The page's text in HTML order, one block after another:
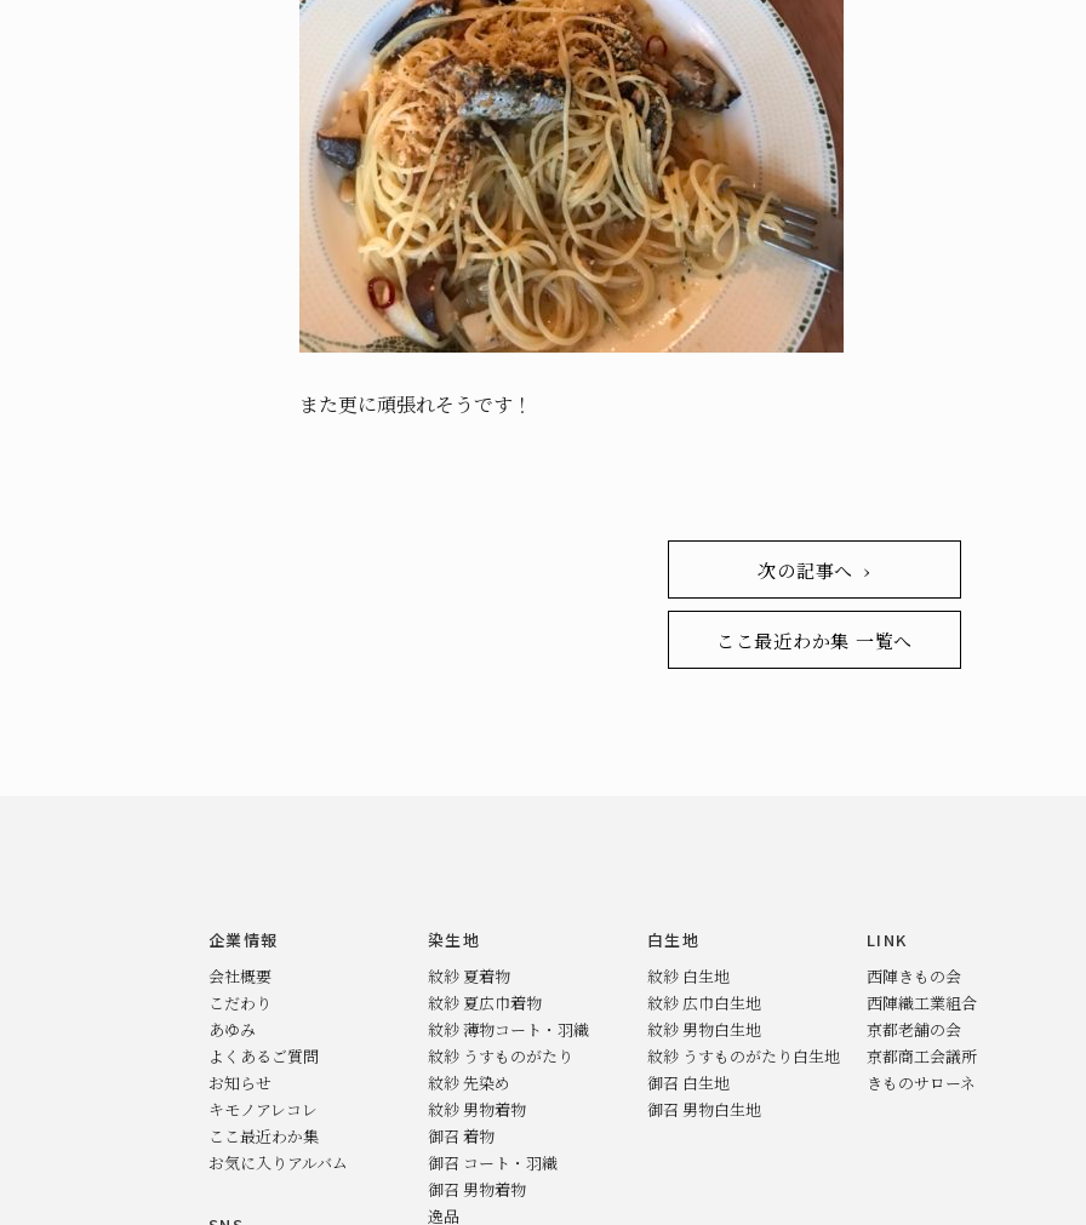
また更に頑張れそうです！
次の記事へ ›
ここ最近わか集 一覧へ
企業情報
会社概要
こだわり
あゆみ
よくあるご質問
お知らせ
キモノアレコレ
ここ最近わか集
お気に入りアルバム
染生地
紋紗 夏着物
紋紗 夏広巾着物
紋紗 薄物コート・羽織
紋紗 うすものがたり
紋紗 先染め
紋紗 男物着物
御召 着物
御召 コート・羽織
御召 男物着物
逸品
白生地
紋紗 白生地
紋紗 広巾白生地
紋紗 男物白生地
紋紗 うすものがたり白生地
御召 白生地
御召 男物白生地
LINK
西陣きもの会
西陣織工業組合
京都老舗の会
京都商工会議所
きものサローネ